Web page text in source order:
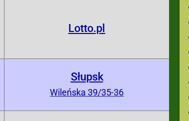
Lotto.pl
Słupsk
Wileńska 39/35-36